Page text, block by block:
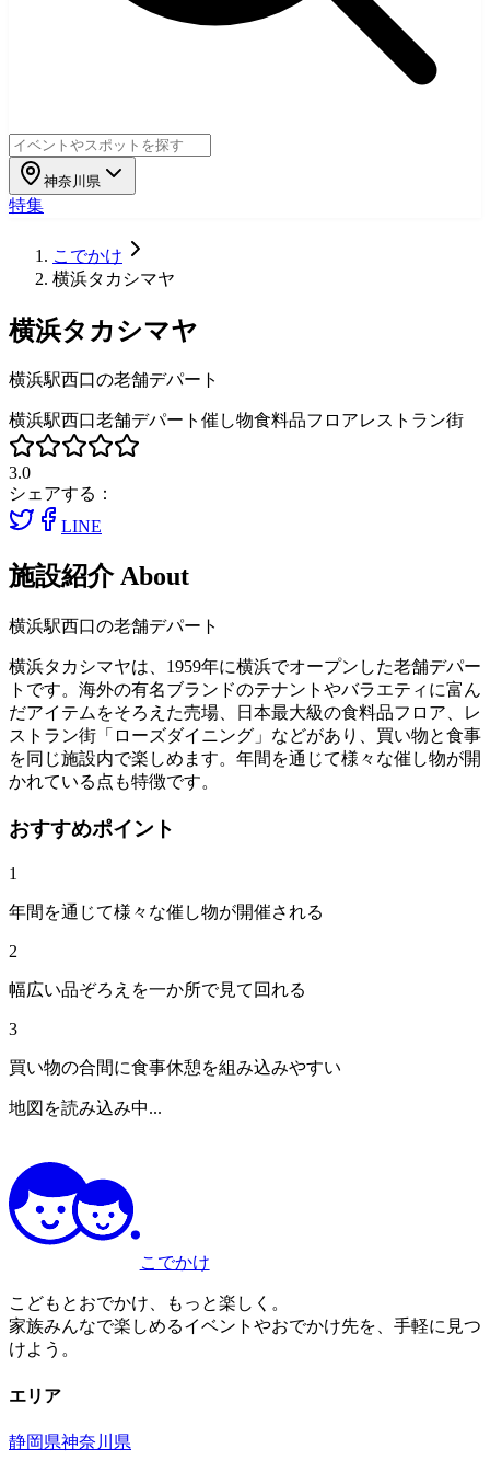
神奈川県
特集
こでかけ
横浜タカシマヤ
横浜タカシマヤ
横浜駅西口の老舗デパート
横浜駅西口老舗デパート 催し物食料品フロアレストラン街
3.0
シェアする：
LINE
施設紹介 About
横浜駅西口の老舗デパート
横浜タカシマヤは、1959年に横浜でオープンした老舗デパー
トです。海外の有名ブランドのテナントやバラエティに富ん
だアイテムをそろえた売場、日本最大級の食料品フロア、レ
ストラン街「ローズダイニング」などがあり、買い物と食事
を同じ施設内で楽しめます。年間を通じて様々な催し物が開
かれている点も特徴です。
おすすめポイント
1
年間を通じて様々な催し物が開催される
2
幅広い品ぞろえを一か所で見て回れる
3
買い物の合間に食事休憩を組み込みやすい
地図を読み込み中...
こでかけ
こどもとおでかけ、もっと楽しく。
家族みんなで楽しめるイベントやおでかけ先を、手軽に見つ
けよう。
エリア
静岡県神奈川県